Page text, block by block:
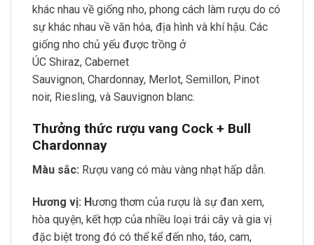
khác nhau về giống nho, phong cách làm rượu do có
sự khác nhau về văn hóa, địa hình và khí hậu. Các
giống nho chủ yếu được trồng ở
ÚC Shiraz, Cabernet
Sauvignon, Chardonnay, Merlot, Semillon, Pinot
noir, Riesling, và Sauvignon blanc.
Thưởng thức rượu vang Cock + Bull
Chardonnay
Màu sắc: Rượu vang có màu vàng nhạt hấp dẫn.
Hương vị: Hương thơm của rượu là sự đan xem,
hòa quyện, kết hợp của nhiều loại trái cây và gia vị
đặc biệt trong đó có thể kể đến nho, táo, cam,